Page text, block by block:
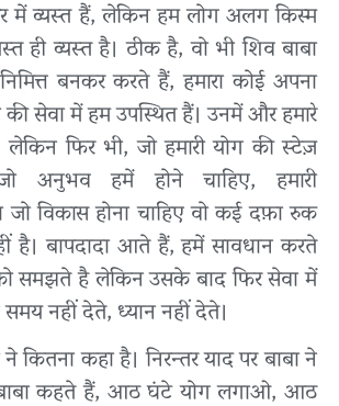
में व्यस्त हैं, लेकिन हम लोग अलग किस्म
ही व्यस्त है। ठीक है, वो भी शिव बाबा
बनकर करते हैं, हमारा कोई अपना
की सेवा में हम उपस्थित हैं। उनमें और हमारे
फिर भी, जो हमारी योग की स्टेज़
अनुभव हमें होने चाहिए, हमारी
विकास होना चाहिए वो कई दफ़ा रुक
है। बापदादा आते हैं, हमें सावधान करते
समझते है लेकिन उसके बाद फिर सेवा में
नहीं देते, ध्यान नहीं देते।
ने कितना कहा है। निरन्तर याद पर बाबा ने
कहते हैं, आठ घंटे योग लगाओ, आठ